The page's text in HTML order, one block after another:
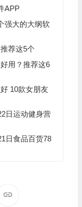
APP
强大的大纲软
荐这5个
用？推荐这6
10款女朋友
日运动健身营
日食品百货78